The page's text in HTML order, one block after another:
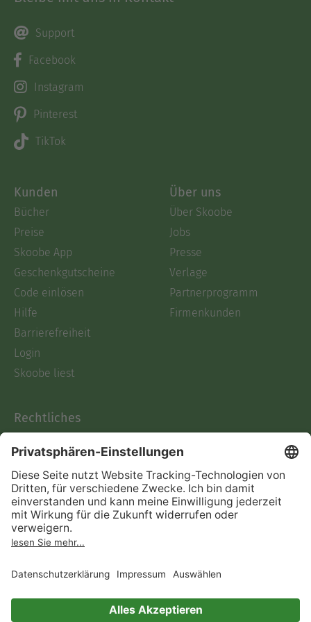
Support
Facebook
Instagram
Pinterest
TikTok
Kunden
Bücher
Preise
Skoobe App
Geschenkgutscheine
Code einlösen
Hilfe
Barrierefreiheit
Login
Skoobe liest
Über uns
Über Skoobe
Jobs
Presse
Verlage
Partnerprogramm
Firmenkunden
Rechtliches
AGB
Informationen nach Data
Act
Verträge hier kündigen
Impressum